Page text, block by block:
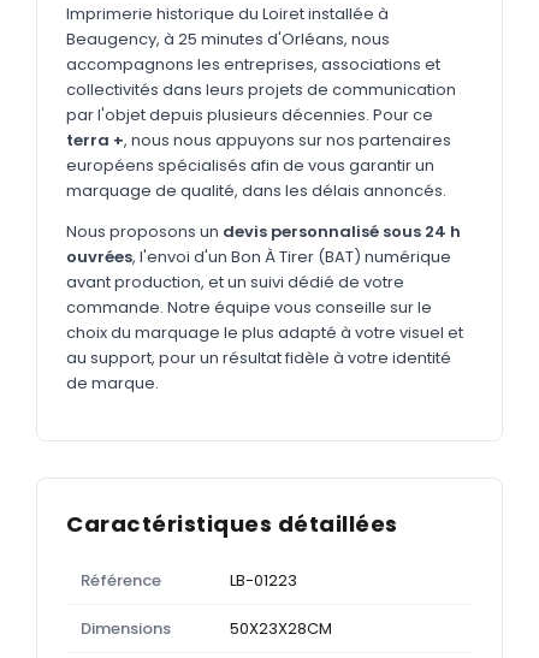
Catalogue complet
Bureau & écriture
Sacs & voyages
Verres & déjeuner
Technologie
Vêtements
Outils & porte-clés
Cuisine
Imprimerie historique du Loiret installée à
Beaugency, à 25 minutes d'Orléans, nous
accompagnons les entreprises, associations et
collectivités dans leurs projets de communication
par l'objet depuis plusieurs décennies. Pour ce
terra +, nous nous appuyons sur nos partenaires
européens spécialisés afin de vous garantir un
marquage de qualité, dans les délais annoncés.
Nous proposons un devis personnalisé sous 24 h
ouvrées, l'envoi d'un Bon À Tirer (BAT) numérique
avant production, et un suivi dédié de votre
commande. Notre équipe vous conseille sur le
choix du marquage le plus adapté à votre visuel et
au support, pour un résultat fidèle à votre identité
de marque.
Caractéristiques détaillées
Référence LB-01223
Dimensions 50X23X28CM